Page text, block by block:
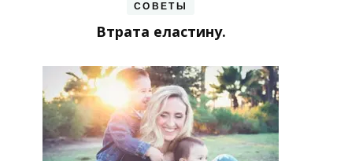
СОВЕТЫ
Втрата еластину.